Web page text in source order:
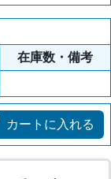
在庫数・備考
カートに入れる